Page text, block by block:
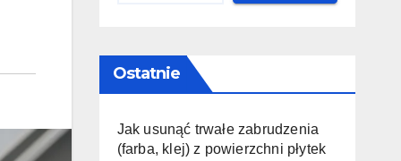
Ostatnie
Jak usunąć trwałe zabrudzenia
(farba, klej) z powierzchni płytek